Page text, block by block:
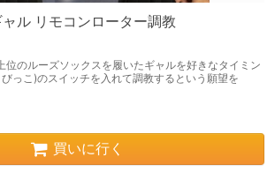
ル リモコンローター調教
位のルーズソックスを履いたギャルを好きなタイミン
っこ)のスイッチを入れて調教するという願望を
買いに行く